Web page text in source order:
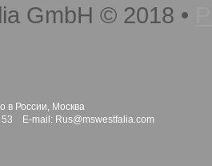
GmbH © 2018 •
в России, Москва
53 E-mail: Rus@mswestfalia.com